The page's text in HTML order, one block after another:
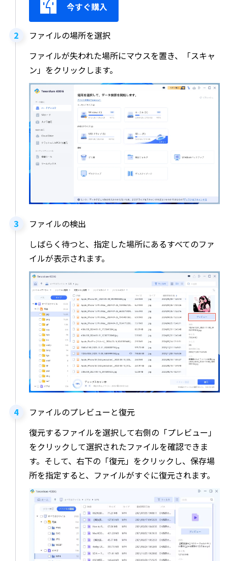
今すぐ購入
ファイルの場所を選択
ファイルが失われた場所にマウスを置き、「スキャ
ン」をクリックします。
ファイルの検出
しばらく待つと、指定した場所にあるすべてのファ
イルが表示されます。
ファイルのプレビューと復元
復元するファイルを選択して右側の「プレビュー」
をクリックして選択されたファイルを確認できま
す。そして、右下の「復元」をクリックし、保存場
所を指定すると、ファイルがすぐに復元されます。